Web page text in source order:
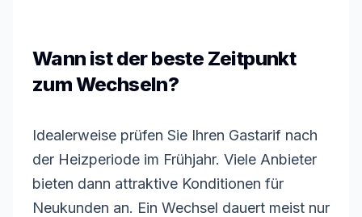
Wann ist der beste Zeitpunkt
zum Wechseln?
Idealerweise prüfen Sie Ihren Gastarif nach
der Heizperiode im Frühjahr. Viele Anbieter
bieten dann attraktive Konditionen für
Neukunden an. Ein Wechsel dauert meist nur